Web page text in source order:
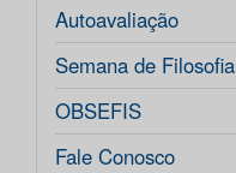
Autoavaliação
Semana de Filosofia
OBSEFIS
Fale Conosco